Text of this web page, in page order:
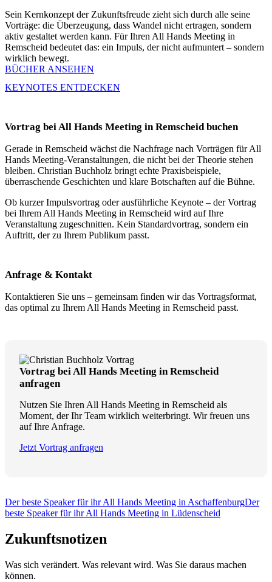
Sein Kernkonzept der Zukunftsfreude zieht sich durch alle seine
Vorträge: die Überzeugung, dass Wandel nicht ertragen, sondern
aktiv gestaltet werden kann. Für Ihren All Hands Meeting in
Remscheid bedeutet das: ein Impuls, der nicht aufmuntert – sondern
wirklich bewegt.
BÜCHER ANSEHEN
KEYNOTES ENTDECKEN
Vortrag bei All Hands Meeting in Remscheid buchen
Gerade in Remscheid wächst die Nachfrage nach Vorträgen für All
Hands Meeting-Veranstaltungen, die nicht bei der Theorie stehen
bleiben. Christian Buchholz bringt echte Praxisbeispiele,
überraschende Geschichten und klare Botschaften auf die Bühne.
Ob kurzer Impulsvortrag oder ausführliche Keynote – der Vortrag
bei Ihrem All Hands Meeting in Remscheid wird auf Ihre
Veranstaltung zugeschnitten. Kein Standardvortrag, sondern ein
Auftritt, der zu Ihrem Publikum passt.
Anfrage & Kontakt
Kontaktieren Sie uns – gemeinsam finden wir das Vortragsformat,
das optimal zu Ihrem All Hands Meeting in Remscheid passt.
Vortrag bei All Hands Meeting in Remscheid
anfragen
Nutzen Sie Ihren All Hands Meeting in Remscheid als
Moment, der Ihr Team wirklich weiterbringt. Wir freuen uns
auf Ihre Anfrage.
Jetzt Vortrag anfragen
Der beste Speaker für ihr All Hands Meeting in AschaffenburgDer
beste Speaker für ihr All Hands Meeting in Lüdenscheid
Zukunftsnotizen
Was sich verändert. Was relevant wird. Was Sie daraus machen
können.